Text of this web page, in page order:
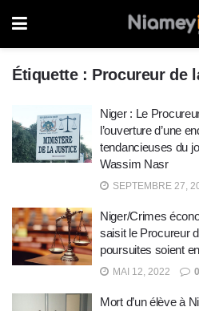
Étiquette : Procureur de
Niger : Le
l’ouverture d’une
tendancieuses du
Wassim Nasr
SEPTEMBRE 27,
Niger/Crimes
saisit le Procureur
poursuites soient
MAI 12, 2022 0
Mort d’un élève à